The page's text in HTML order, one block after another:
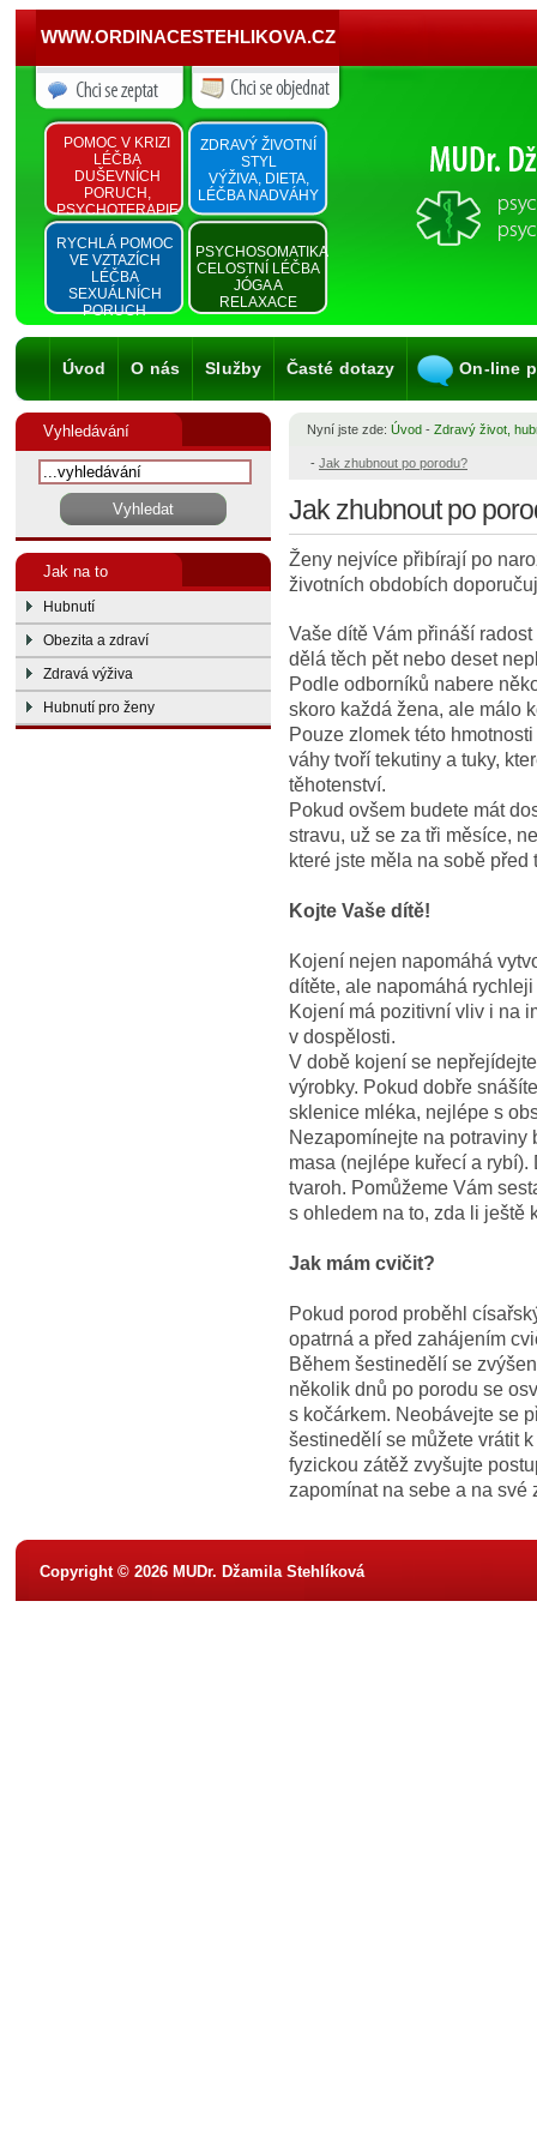
WWW.ORDINACESTEHLIKOVA.CZ
POMOC V KRIZI
LÉČBA
DUŠEVNÍCH
PORUCH,
PSYCHOTERAPIE
ZDRAVÝ ŽIVOTNÍ
STYL
VÝŽIVA, DIETA,
LÉČBA NADVÁHY
RYCHLÁ POMOC
VE VZTAZÍCH
LÉČBA
SEXUÁLNÍCH
PORUCH
PSYCHOSOMATIKA
CELOSTNÍ LÉČBA
JÓGA A
RELAXACE
Úvod O nás Služby Časté dotazy On-line
Vyhledávání
Jak na to
Hubnutí
Obezita a zdraví
Zdravá výživa
Hubnutí pro ženy
Nyní jste zde: Úvod - Zdravý život,
- Jak zhubnout po porodu?
Jak zhubnout po
Ženy nejvíce přibírají po
životních obdobích
Vaše dítě Vám přináší
dělá těch pět nebo deset
Podle odborníků nabere
skoro každá žena, ale málo
Pouze zlomek této
váhy tvoří tekutiny a tuky,
těhotenství.
Pokud ovšem budete mát
stravu, už se za tři měsíce,
které jste měla na sobě před
Kojte Vaše dítě!
Kojení nejen napomáhá
dítěte, ale napomáhá
Kojení má pozitivní vliv i na
v dospělosti.
V době kojení se
výrobky. Pokud dobře
sklenice mléka, nejlépe s
Nezapomínejte na potraviny
masa (nejlépe kuřecí a
tvaroh. Pomůžeme Vám
s ohledem na to, zda li ještě
Jak mám cvičit?
Pokud porod proběhl
opatrná a před zahájením
Během šestinedělí se
několik dnů po porodu se
s kočárkem. Neobávejte se
šestinedělí se můžete vrátit
fyzickou zátěž zvyšujte
zapomínat na sebe a na své
Copyright © 2026 MUDr. Džamila Stehlíková